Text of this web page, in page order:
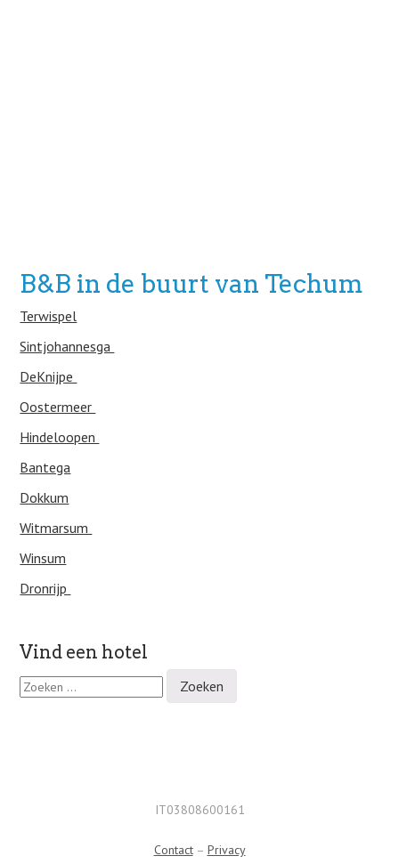
B&B in de buurt van Techum
Terwispel
Sintjohannesga
DeKnijpe
Oostermeer
Hindeloopen
Bantega
Dokkum
Witmarsum
Winsum
Dronrijp
Vind een hotel
Z
o
IT03808600161
Contact– Privacy